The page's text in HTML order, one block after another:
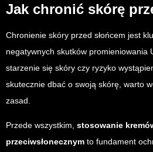
Jak chronić skórę
Chronienie skóry przed słońcem jest
negatywnych skutków promieniowania
starzenie się skóry czy ryzyko
skutecznie dbać o swoją skórę, warto
zasad.
Przede wszystkim, stosowanie
przeciwsłonecznym to fundament